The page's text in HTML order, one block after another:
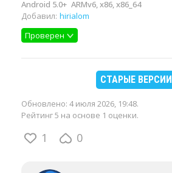
Android 5.0+ ARMv6, x86, x86_64
Добавил: hirialom
Проверен
СТАРЫЕ ВЕРСИИ
Обновлено: 4 июля 2026, 19:48.
Рейтинг 5 на основе 1 оценки.
1 0